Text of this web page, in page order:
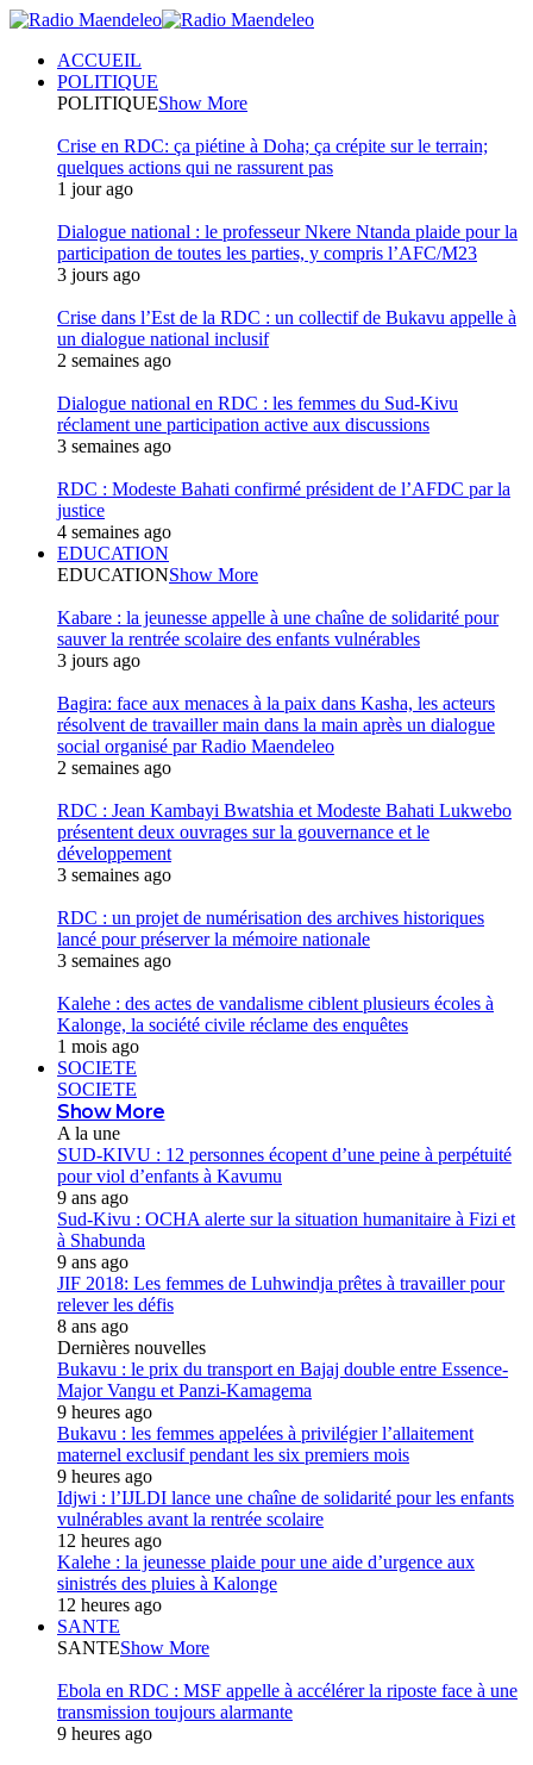
ACCUEIL
POLITIQUE
POLITIQUEShow More
Crise en RDC: ça piétine à Doha; ça crépite sur le terrain;
quelques actions qui ne rassurent pas
1 jour ago
Dialogue national : le professeur Nkere Ntanda plaide pour la
participation de toutes les parties, y compris l’AFC/M23
3 jours ago
Crise dans l’Est de la RDC : un collectif de Bukavu appelle à
un dialogue national inclusif
2 semaines ago
Dialogue national en RDC : les femmes du Sud-Kivu
réclament une participation active aux discussions
3 semaines ago
RDC : Modeste Bahati confirmé président de l’AFDC par la
justice
4 semaines ago
EDUCATION
EDUCATIONShow More
Kabare : la jeunesse appelle à une chaîne de solidarité pour
sauver la rentrée scolaire des enfants vulnérables
3 jours ago
Bagira: face aux menaces à la paix dans Kasha, les acteurs
résolvent de travailler main dans la main après un dialogue
social organisé par Radio Maendeleo
2 semaines ago
RDC : Jean Kambayi Bwatshia et Modeste Bahati Lukwebo
présentent deux ouvrages sur la gouvernance et le
développement
3 semaines ago
RDC : un projet de numérisation des archives historiques
lancé pour préserver la mémoire nationale
3 semaines ago
Kalehe : des actes de vandalisme ciblent plusieurs écoles à
Kalonge, la société civile réclame des enquêtes
1 mois ago
SOCIETE
SOCIETE
Show More
A la une
SUD-KIVU : 12 personnes écopent d’une peine à perpétuité
pour viol d’enfants à Kavumu
9 ans ago
Sud-Kivu : OCHA alerte sur la situation humanitaire à Fizi et
à Shabunda
9 ans ago
JIF 2018: Les femmes de Luhwindja prêtes à travailler pour
relever les défis
8 ans ago
Dernières nouvelles
Bukavu : le prix du transport en Bajaj double entre Essence-
Major Vangu et Panzi-Kamagema
9 heures ago
Bukavu : les femmes appelées à privilégier l’allaitement
maternel exclusif pendant les six premiers mois
9 heures ago
Idjwi : l’IJLDI lance une chaîne de solidarité pour les enfants
vulnérables avant la rentrée scolaire
12 heures ago
Kalehe : la jeunesse plaide pour une aide d’urgence aux
sinistrés des pluies à Kalonge
12 heures ago
SANTE
SANTEShow More
Ebola en RDC : MSF appelle à accélérer la riposte face à une
transmission toujours alarmante
9 heures ago